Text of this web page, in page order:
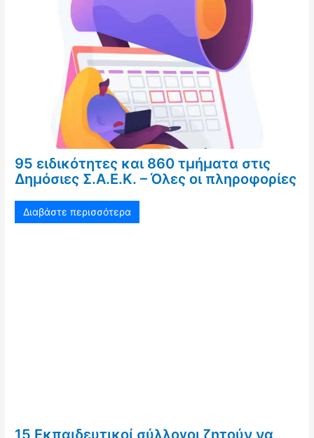
95 ειδικότητες και 860 τμήματα στις
Δημόσιες Σ.Α.Ε.Κ. – Όλες οι πληροφορίες
Διαβάστε περισσότερα